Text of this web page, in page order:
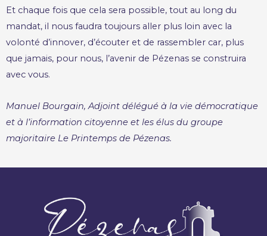
Et chaque fois que cela sera possible, tout au long du
mandat, il nous faudra toujours aller plus loin avec la
volonté d’innover, d’écouter et de rassembler car, plus
que jamais, pour nous, l’avenir de Pézenas se construira
avec vous.
Manuel Bourgain, Adjoint délégué à la vie démocratique
et à l’information citoyenne et les élus du groupe
majoritaire Le Printemps de Pézenas.